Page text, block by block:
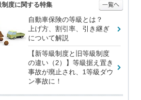
制度に関する特集
自動車保険の等級とは？
上げ方、割引率、引き継ぎ
について解説
【新等級制度と旧等級制度
の違い（2）】等級据え置き
事故が廃止され、1等級ダウ
ン事故に！